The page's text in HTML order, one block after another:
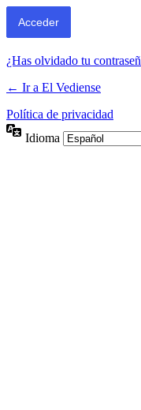
¿Has olvidado tu
← Ir a El Vediense
Política de privacidad
Idioma